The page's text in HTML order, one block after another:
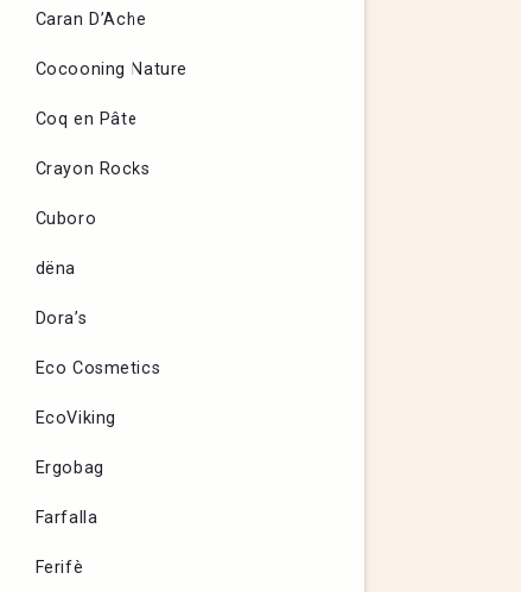
Caran D’Ache
Cocooning Nature
Coq en Pâte
Crayon Rocks
Cuboro
dëna
Dora’s
Eco Cosmetics
EcoViking
Ergobag
Farfalla
Ferifè